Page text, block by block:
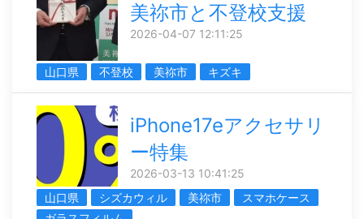
美祢市と不登校支援
2026-04-07 12:11:25
山口県 不登校 美祢市 キズキ
iPhone17eアクセサリ
ー特集
2026-03-13 10:41:25
山口県
シズカウィル 美祢市
スマホケース